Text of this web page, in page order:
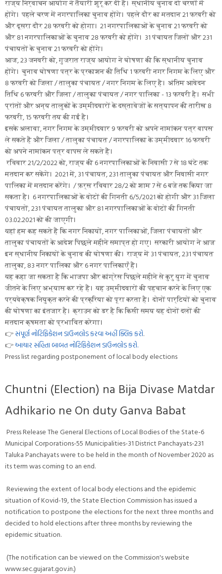
राज्य निर्वाचन आयोग ने तैयारी शुरू कर दी है। स्थानीय चुनाव दो चरणों में
होंगे। पहले चरण में नगरपालिका चुनाव होंगे। पहले दौर का मतदान 21 फरवरी को
और दूसरा दौर 28 फरवरी को होगा। 21 नगरपालिकाओं के चुनाव 21 फरवरी को
और 81 नगरपालिकाओं के चुनाव 28 फरवरी को होंगे। 31 पंचायत जिलों और 231
पंचायतों के चुनाव 21 फरवरी को होंगे।
आज, 23 जनवरी को, गुजरात राज्य आयोग ने घोषणा की कि स्थानीय चुनाव
होंगे। चुनाव घोषणा पत्र के प्रकाशन की तिथि 1 फरवरी नगर निगम के लिए और
8 फरवरी को जिला / तालुका पंचायत / नगर निगम के लिए है। अंतिम आवेदन
तिथि 6 फरवरी और जिला / तालुका पंचायत / नगर पालिका - 13 फरवरी है। सभी
प्रांतों और अन्य तालुकों के उम्मीदवारों के दस्तावेजों के सत्यापन की तारीख 8
फरवरी, 15 फरवरी तय की गई है।
इसके अलावा, नगर निगम के उम्मीदवार 9 फरवरी को अपने नामांकन पत्र वापस
ले सकते हैं और जिला / तालुका पंचायत / नगरपालिका के उम्मीदवार 16 फरवरी
को अपने नामांकन पत्र वापस ले सकते हैं।
रविवार 21/2/2022 को, राज्य की 6 नगरपालिकाओं के निवासी 7 से 18 घंटे तक
मतदान कर सकेंगे। 2021 में, 31 पंचायत, 231 तालुका पंचायत और निवासी नगर
पालिका में मतदान करेंगे। / फ़र्स रविवार 28/2 को शाम 7 से 6 बजे तक किया जा
सकता है। 6 नगरपालिकाओं के वोटों की गिनती 6/5/2021 को होगी और 31 जिला
पंचायतों, 231 पंचायत तालुका और 81 नगरपालिकाओं के वोटों की गिनती
03.02.2021 को की जाएगी।
यहां हम कह सकते हैं कि नगर निकायों, नगर पालिकाओं, जिला पंचायतों और
तालुका पंचायतों के आदेश पिछले महीने समाप्त हो गए। सरकारी आयोग ने आज
इन स्थानीय निकायों के चुनाव की घोषणा की। राज्य में 31 पंचायत, 231 पंचायत
तालुका, 83 नगर पालिका और 6 नगर पालिकाएँ हैं।
यह कहा जा सकता है कि भाजपा और कांग्रेस पिछले महीने से कुरु युग में चुनाव
जीतने के लिए अभ्यास कर रहे हैं। यह उम्मीदवारों की पहचान करने के लिए एक
पर्यवेक्षक नियुक्त करने की प्रक्रिया को पूरा करता है। दोनों पार्टियों को चुनाव
की घोषणा का इंतजार है। क्राउन को डर है कि किसी समय यह दोनों दलों की
मतदान क्षमता को प्रभावित करेगा।
👉સંપૂર્ણ નોટિફિકેશન ડાઉનલોડ કરવા અહીં ક્લિક કરો.
👉આચાર સંહિતા બાબત નોટિફિકેશન ડાઉનલોડ કરો.
Press list regarding postponement of local body elections
Chuntni (Election) na Bija Divase Matdar
Adhikario ne On duty Ganva Babat
Press Release The General Elections of Local Bodies of the State-6
Municipal Corporations-55 Municipalities-31 District Panchayats-231
Taluka Panchayats were to be held in the month of November 2020 as
its term was coming to an end.
Reviewing the extent of local body elections and the epidemic
situation of Kovid-19, the State Election Commission has issued a
notification to postpone the elections for the next three months and
decided to hold elections after three months by reviewing the
epidemic situation.
(The notification can be viewed on the Commission's website
www.sec.gujarat.gov.in.)